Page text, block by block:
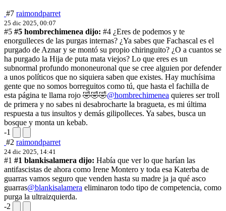
#7 raimondparret
25 dic 2025, 00:07
#5 #5 hombrechimenea dijo: #4 ¿Eres de podemos y te
enorgulleces de las purgas internas? ¿Ya sabes que Fachascal es el
purgado de Aznar y se montó su propio chiringuito? ¿O a cuantos se
ha purgado la Hija de puta mata viejos? Lo que eres es un
subnormal profundo mononeuronal que se cree alguien por defender
a unos políticos que no siquiera saben que existes. Hay muchísima
gente que no somos borreguitos como tú, que hasta el fachilla de
esta página te llama rojo 🤣🤣🤣@hombrechimenea quieres ser troll
de primera y no sabes ni desabrocharte la bragueta, es mi última
respuesta a tus insultos y demás gilipolleces. Ya sabes, busca un
bosque y monta un kebab.
-1
#2 raimondparret
24 dic 2025, 14:41
#1 #1 blankisalamera dijo: Había que ver lo que harían las
antifascistas de ahora como Irene Montero y toda esa Katerba de
guarras vamos seguro que venden hasta su madre ja ja qué asco
guarras@blankisalamera eliminaron todo tipo de competencia, como
purga la ultraizquierda.
-2